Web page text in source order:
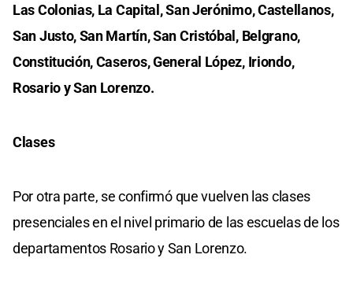
Las Colonias, La Capital, San Jerónimo, Castellanos,
San Justo, San Martín, San Cristóbal, Belgrano,
Constitución, Caseros, General López, Iriondo,
Rosario y San Lorenzo.
Clases
Por otra parte, se confirmó que vuelven las clases
presenciales en el nivel primario de las escuelas de los
departamentos Rosario y San Lorenzo.